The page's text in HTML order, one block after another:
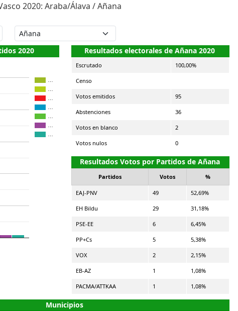
2020: Araba/Álava / Añana
2020 Resultados electorales de Añana 2020
Escrutado 100,00%
Censo
Votos emitidos 95
Abstenciones 36
Votos en blanco 2
Votos nulos 0
Resultados Votos por Partidos de Añana
Partidos Votos %
EAJ-PNV 49 52,69%
EH Bildu 29 31,18%
PSE-EE 6 6,45%
PP+Cs 5 5,38%
VOX 2 2,15%
EB-AZ 1 1,08%
PACMA/ATTKAA 1 1,08%
Municipios